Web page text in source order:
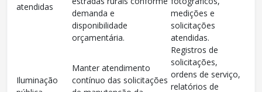
atendidas
demanda e
disponibilidade
orçamentária.
medições e
solicitações
atendidas.
Iluminação
Manter atendimento
contínuo das solicitações
Registros de
solicitações,
ordens de serviço,
relatórios de